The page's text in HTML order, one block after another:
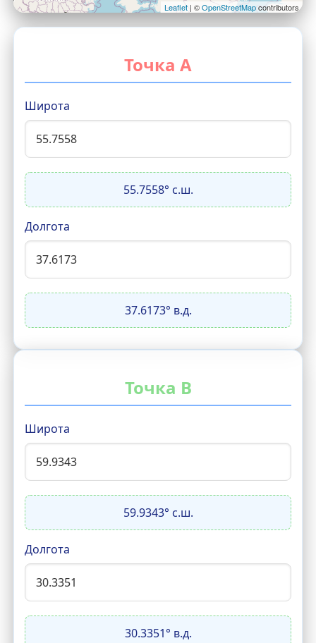
Leaflet | ©OpenStreetMapcontributors
Точка A
Широта
55.7558° с.ш.
Долгота
37.6173° в.д.
Точка B
Широта
59.9343° с.ш.
Долгота
30.3351° в.д.